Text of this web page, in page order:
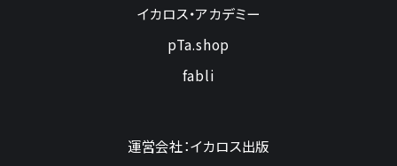
イカロス・アカデミー
pTa.shop
fabli
運営会社：イカロス出版